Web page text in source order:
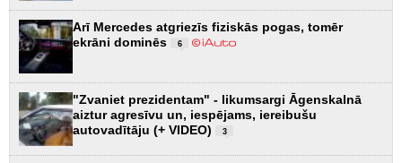
Arī Mercedes atgriezīs fiziskās pogas, tomēr
ekrāni dominēs
6
"Zvaniet prezidentam" - likumsargi Āgenskalnā
aiztur agresīvu un, iespējams, iereibušu
autovadītāju (+ VIDEO)
3